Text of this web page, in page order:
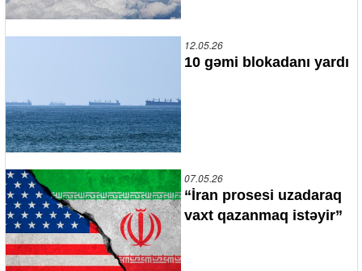
12.05.26
10 gəmi blokadanı yardı
07.05.26
“İran prosesi uzadaraq
vaxt qazanmaq istəyir”